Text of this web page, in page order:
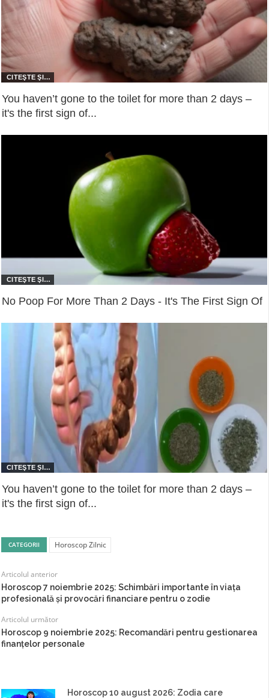
You haven’t gone to the toilet for more than 2 days –
it's the first sign of...
No Poop For More Than 2 Days - It's The First Sign Of
You haven’t gone to the toilet for more than 2 days –
it's the first sign of...
CATEGORII Horoscop Zilnic
Articolul anterior
Horoscop 7 noiembrie 2025: Schimbări importante în viața
profesională și provocări financiare pentru o zodie
Articolul următor
Horoscop 9 noiembrie 2025: Recomandări pentru gestionarea
finanțelor personale
Horoscop 10 august 2026: Zodia care